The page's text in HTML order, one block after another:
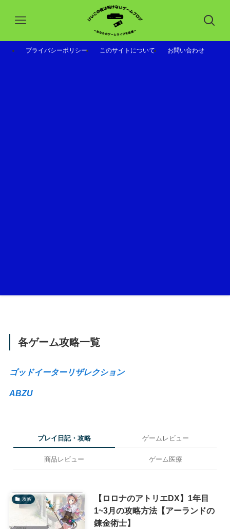
プライバシーポリシー このサイトについて お問い合わせ
各ゲーム攻略一覧
ゴッドイーターリザレクション
ABZU
プレイ日記・攻略 ゲームレビュー
商品レビュー ゲーム医療
攻略
【ロロナのアトリエDX】1年目
1~3月の攻略方法【アーランドの
錬金術士】